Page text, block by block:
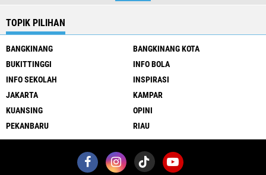
TOPIK PILIHAN
BANGKINANG
BANGKINANG KOTA
BUKITTINGGI
INFO BOLA
INFO SEKOLAH
INSPIRASI
JAKARTA
KAMPAR
KUANSING
OPINI
PEKANBARU
RIAU